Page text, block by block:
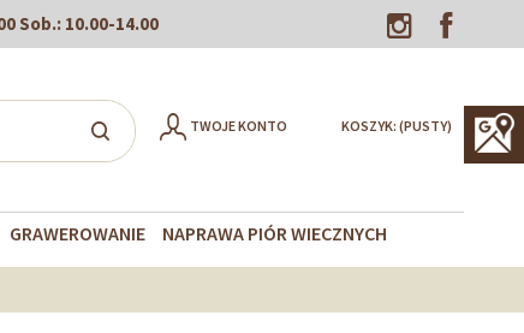
Sob.: 10.00-14.00
KOSZYK: (PUSTY)
TWOJE KONTO
GRAWEROWANIE
NAPRAWA PIÓR WIECZNYCH